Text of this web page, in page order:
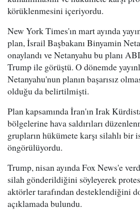
körüklenmesini içeriyordu.
New York Times'ın mart ayında
plan, İsrail Başbakanı Binyamin
onaylandı ve Netanyahu bu planı
Trump ile görüştü. O dönemde
Netanyahu'nun planın başarısız
olduğu da belirtilmişti.
Plan kapsamında İran'ın Irak
bölgelerine hava saldırıları
grupların hükümete karşı silahlı bir
öngörülüyordu.
Trump, nisan ayında Fox News'e
silah gönderildiğini söyleyerek
aktörler tarafından desteklendiğini
açıklamada bulundu.